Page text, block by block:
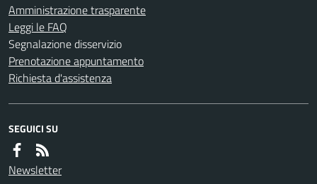
Amministrazione trasparente
Leggi le FAQ
Segnalazione disservizio
Prenotazione appuntamento
Richiesta d'assistenza
SEGUICI SU
Newsletter